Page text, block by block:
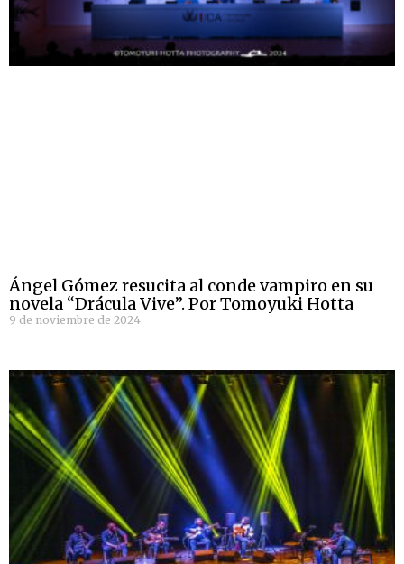
Ángel Gómez resucita al conde vampiro en su
novela “Drácula Vive”. Por Tomoyuki Hotta
9 de noviembre de 2024